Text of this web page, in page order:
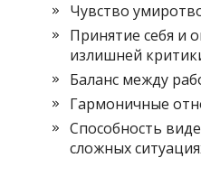
Чувство
Принятие себя и
излишней
Баланс между
Гармоничные
Способность
сложных